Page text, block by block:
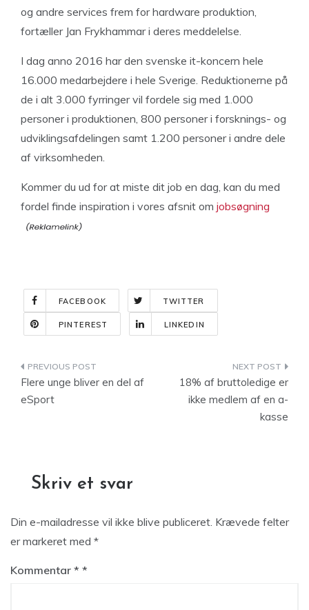
og andre services frem for hardware produktion,
fortæller Jan Frykhammar i deres meddelelse.
I dag anno 2016 har den svenske it-koncern hele
16.000 medarbejdere i hele Sverige. Reduktionerne på
de i alt 3.000 fyrringer vil fordele sig med 1.000
personer i produktionen, 800 personer i forsknings- og
udviklingsafdelingen samt 1.200 personer i andre dele
af virksomheden.
Kommer du ud for at miste dit job en dag, kan du med
fordel finde inspiration i vores afsnit om jobsøgning
FACEBOOK TWITTER
PINTEREST LINKEDIN
Indlægsnavigation
Flere unge bliver en del af
eSport
18% af bruttoledige er
ikke medlem af en a-
kasse
Skriv et svar
Din e-mailadresse vil ikke blive publiceret. Krævede felter
er markeret med *
Kommentar *